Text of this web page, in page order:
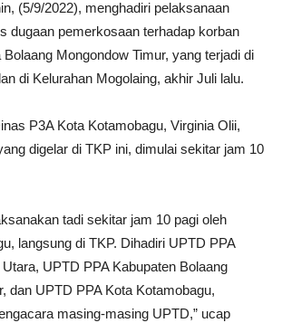
(5/9/2022), menghadiri pelaksanaan
dugaan pemerkosaan terhadap korban
Mongondow Timur, yang terjadi di
di Kelurahan Mogolaing, akhir Juli lalu.
P3A Kota Kotamobagu, Virginia Olii,
digelar di TKP ini, dimulai sekitar jam 10
tadi sekitar jam 10 pagi oleh
langsung di TKP. Dihadiri UPTD PPA
UPTD PPA Kabupaten Bolaang
dan UPTD PPA Kota Kotamobagu,
masing-masing UPTD,” ucap